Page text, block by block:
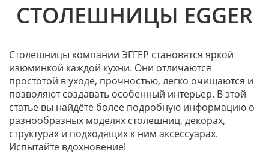
СТОЛЕШНИЦЫ EGGER
Столешницы компании ЭГГЕР становятся яркой
изюминкой каждой кухни. Они отличаются
простотой в уходе, прочностью, легко очищаются и
позволяют создавать особенный интерьер. В этой
статье вы найдёте более подробную информацию о
разнообразных моделях столешниц, декорах,
структурах и подходящих к ним аксессуарах.
Испытайте вдохновение!